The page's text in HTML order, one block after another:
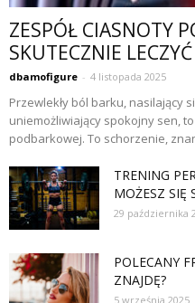
ZESPÓŁ CIASNOTY
SKUTECZNIE
dbamofigure - 4 listopada 2025
Przewlekły ból barku, nasilający
uniemożliwiający spokojny sen,
podbarkowej. To schorzenie,
TRENING
MOŻESZ SIĘ
29 października
POLECANY
ZNAJDĘ?
5 września 2025